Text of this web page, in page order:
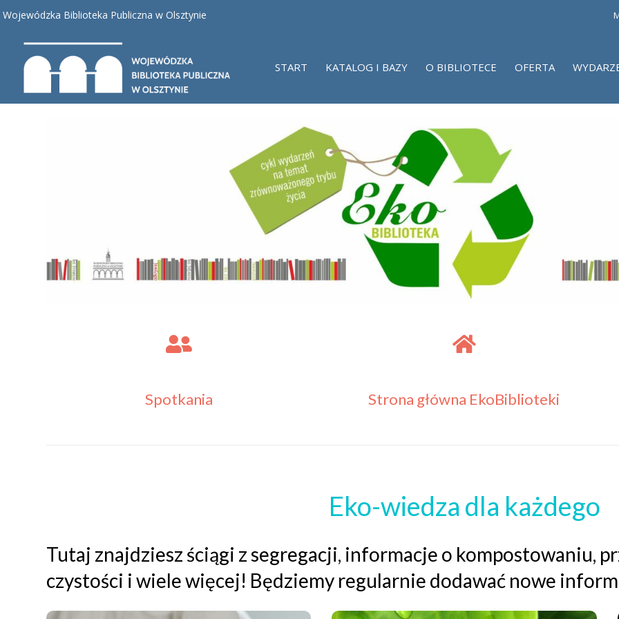
Wojewódzka Biblioteka Publiczna w Olsztynie
START KATALOG I BAZY O BIBLIOTECE OFERTA
Spotkania Strona główna EkoBiblioteki
Eko-wiedza dla każdego
Tutaj znajdziesz ściągi z segregacji, informacje o kompostowaniu,
czystości i wiele więcej! Będziemy regularnie dodawać nowe